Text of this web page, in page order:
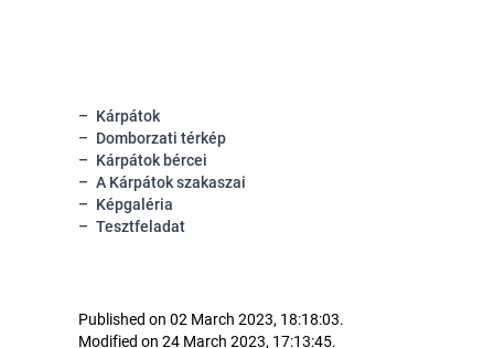
Kárpátok
Domborzati térkép
Kárpátok bércei
A Kárpátok szakaszai
Képgaléria
Tesztfeladat
Published on 02 March 2023, 18:18:03.
Modified on 24 March 2023, 17:13:45.